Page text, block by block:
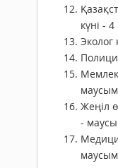
күні -
Эколог
Жеңіл
-